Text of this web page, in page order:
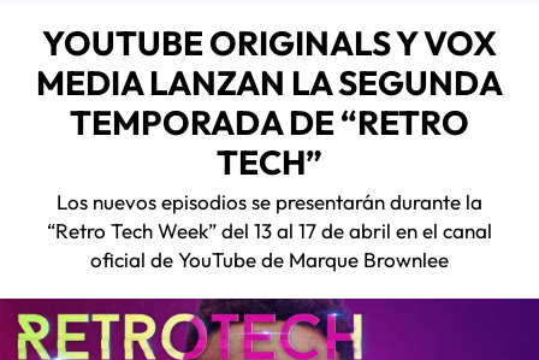
YOUTUBE ORIGINALS Y VOX
MEDIA LANZAN LA SEGUNDA
TEMPORADA DE “RETRO
TECH”
Los nuevos episodios se presentarán durante la
“Retro Tech Week” del 13 al 17 de abril en el canal
oficial de YouTube de Marque Brownlee